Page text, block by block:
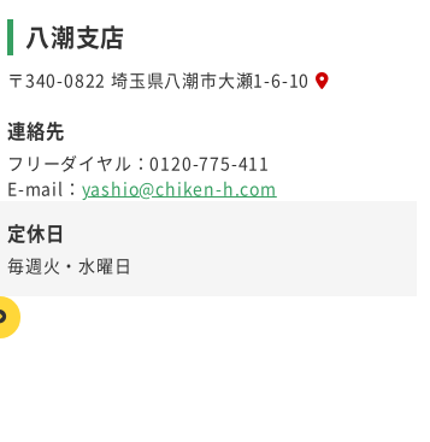
八潮支店
〒340-0822 埼玉県八潮市大瀬1-6-10
連絡先
フリーダイヤル：0120-775-411
E-mail： yashio@chiken-h.com
定休日
毎週火・水曜日